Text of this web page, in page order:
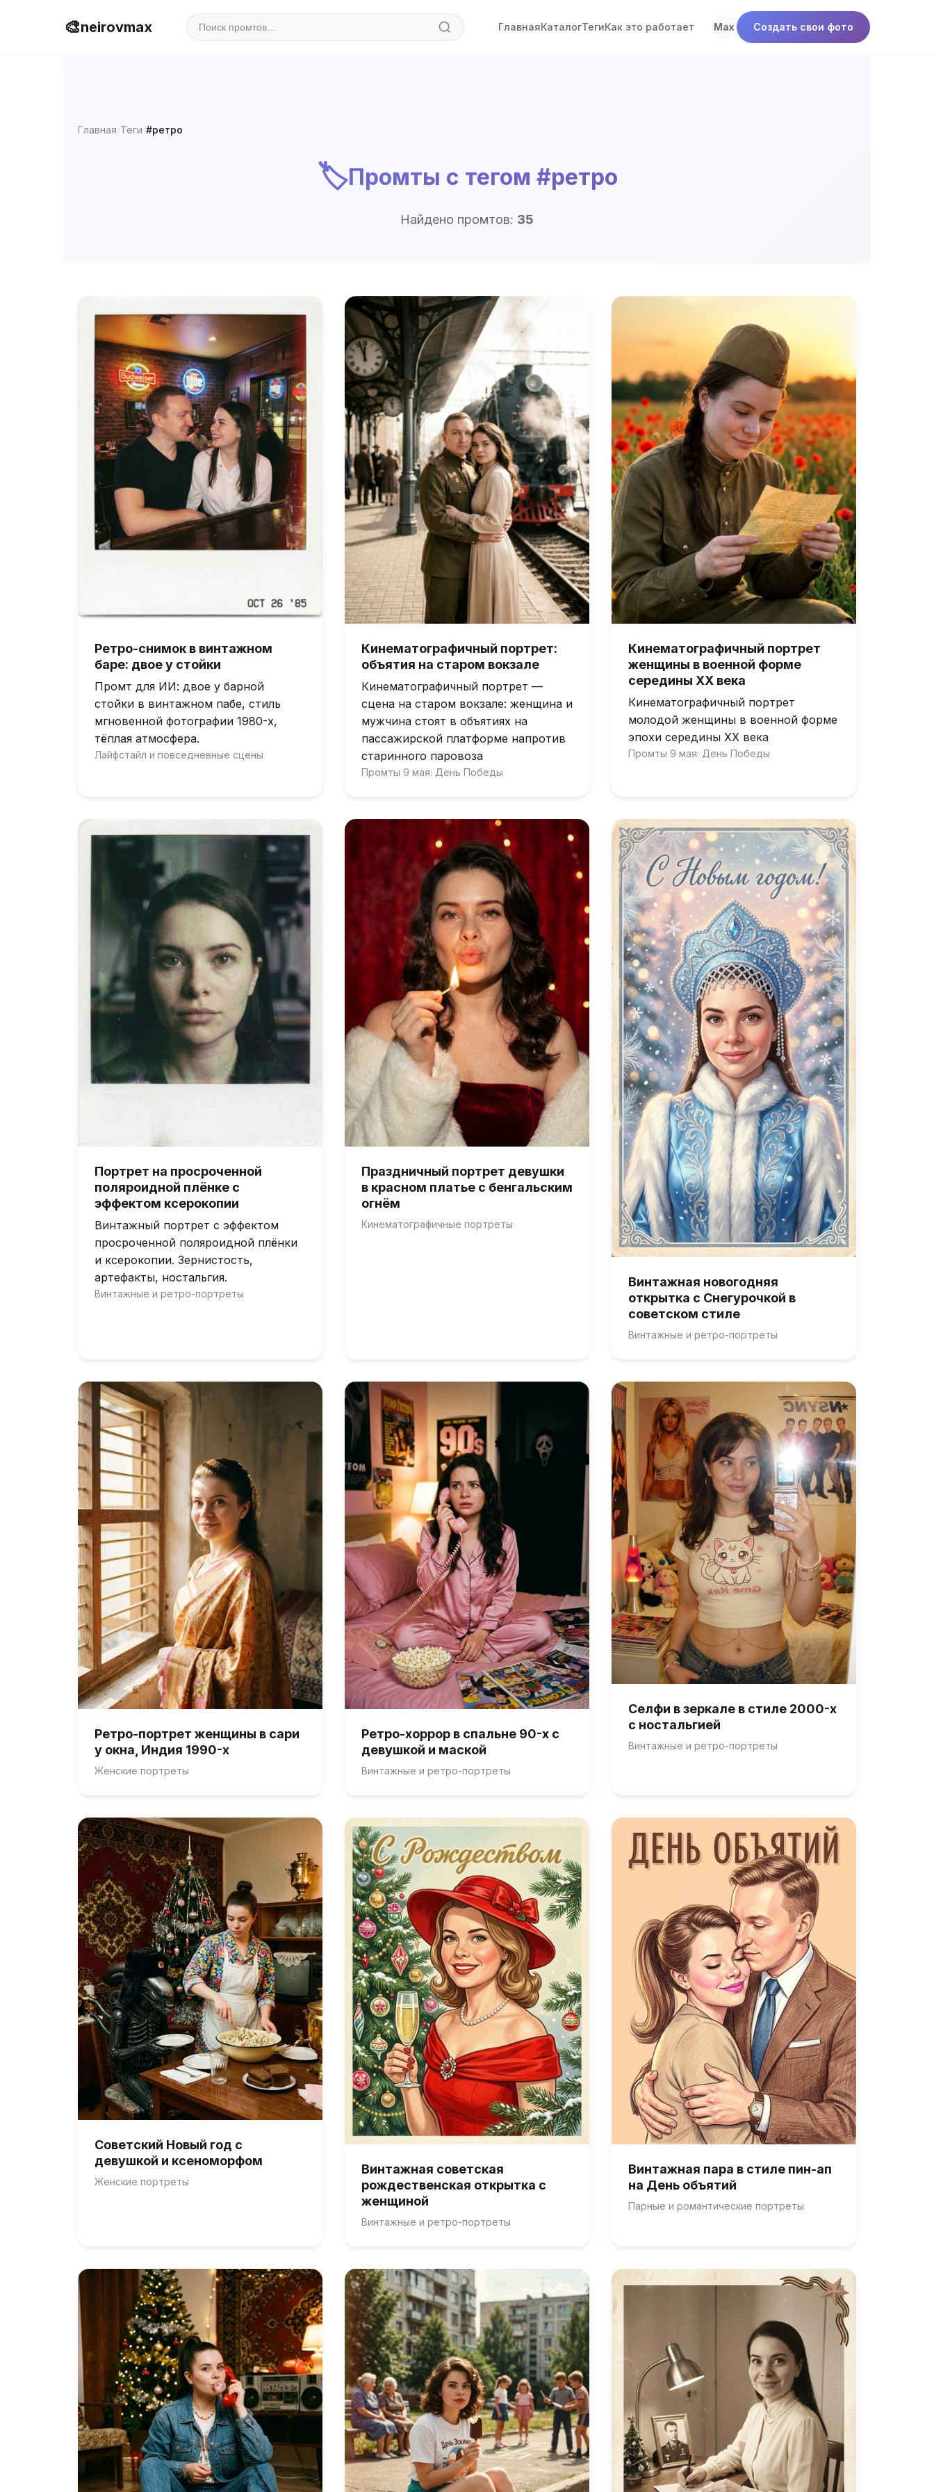
🎨neirovmax ГлавнаяКаталогТегиКак это работает Max Создать свои фото
Главная/Теги/#ретро
🏷️Промты с тегом #ретро
Найдено промтов: 35
Ретро-снимок в винтажном
баре: двое у стойки
Промт для ИИ: двое у барной
стойки в винтажном пабе, стиль
мгновенной фотографии 1980-х,
тёплая атмосфера.
Лайфстайл и повседневные сцены
Кинематографичный портрет:
объятия на старом вокзале
Кинематографичный портрет —
сцена на старом вокзале: женщина и
мужчина стоят в объятиях на
пассажирской платформе напротив
старинного паровоза
Промты 9 мая: День Победы
Кинематографичный портрет
женщины в военной форме
середины XX века
Кинематографичный портрет
молодой женщины в военной форме
эпохи середины XX века
Промты 9 мая: День Победы
Портрет на просроченной
поляроидной плёнке с
эффектом ксерокопии
Винтажный портрет с эффектом
просроченной поляроидной плёнки
и ксерокопии. Зернистость,
артефакты, ностальгия.
Винтажные и ретро-портреты
Праздничный портрет девушки
в красном платье с бенгальским
огнём
Кинематографичные портреты
Винтажная новогодняя
открытка с Снегурочкой в
советском стиле
Винтажные и ретро-портреты
Ретро-портрет женщины в сари
у окна, Индия 1990-х
Женские портреты
Ретро-хоррор в спальне 90-х с
девушкой и маской
Винтажные и ретро-портреты
Селфи в зеркале в стиле 2000-х
с ностальгией
Винтажные и ретро-портреты
Советский Новый год с
девушкой и ксеноморфом
Женские портреты
Винтажная советская
рождественская открытка с
женщиной
Винтажные и ретро-портреты
Винтажная пара в стиле пин-ап
на День объятий
Парные и романтические портреты